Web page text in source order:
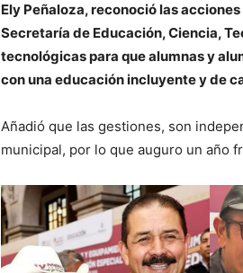
Ely Peñaloza, reconoció las
Secretaría de Educación, Ciencia,
tecnológicas para que alumnas y
con una educación incluyente y de
Añadió que las gestiones, son
municipal, por lo que auguro un año